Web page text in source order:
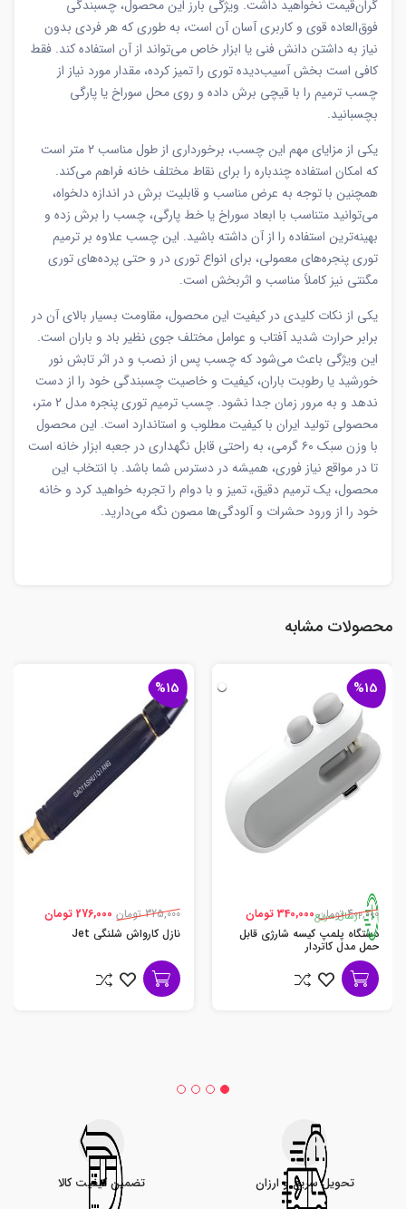
گران‌قیمت نخواهید داشت. ویژگی بارز این محصول، چسبندگی
فوق‌العاده قوی و کاربری آسان آن است، به طوری که هر فردی بدون
نیاز به داشتن دانش فنی یا ابزار خاص می‌تواند از آن استفاده کند. فقط
کافی است بخش آسیب‌دیده توری را تمیز کرده، مقدار مورد نیاز از
چسب ترمیم را با قیچی برش داده و روی محل سوراخ یا پارگی
بچسبانید.
یکی از مزایای مهم این چسب، برخورداری از طول مناسب ۲ متر است
که امکان استفاده چندباره را برای نقاط مختلف خانه فراهم می‌کند.
همچنین با توجه به عرض مناسب و قابلیت برش در اندازه دلخواه،
می‌توانید متناسب با ابعاد سوراخ یا خط پارگی، چسب را برش زده و
بهینه‌ترین استفاده را از آن داشته باشید. این چسب علاوه بر ترمیم
توری پنجره‌های معمولی، برای انواع توری در و حتی پرده‌های توری
مگنتی نیز کاملاً مناسب و اثربخش است.
یکی از نکات کلیدی در کیفیت این محصول، مقاومت بسیار بالای آن در
برابر حرارت شدید آفتاب و عوامل مختلف جوی نظیر باد و باران است.
این ویژگی باعث می‌شود که چسب پس از نصب و در اثر تابش نور
خورشید یا رطوبت باران، کیفیت و خاصیت چسبندگی خود را از دست
ندهد و به مرور زمان جدا نشود. چسب ترمیم توری پنجره مدل 2 متر،
محصولی تولید ایران با کیفیت مطلوب و استاندارد است. این محصول
با وزن سبک ۶۰ گرمی، به راحتی قابل نگهداری در جعبه ابزار خانه است
تا در مواقع نیاز فوری، همیشه در دسترس شما باشد. با انتخاب این
محصول، یک ترمیم دقیق، تمیز و با دوام را تجربه خواهید کرد و خانه
خود را از ورود حشرات و آلودگی‌ها مصون نگه می‌دارید.
محصولات مشابه
%15
ارسال سریع400,000 تومان
340,000 تومان
دستگاه پلمپ کیسه شارژی قابل
حمل مدل کاتردار
%15
325,000 تومان
276,000 تومان
نازل کارواش شلنگی Jet
تحویل سریع و ارزان تضمین کیفیت کالا